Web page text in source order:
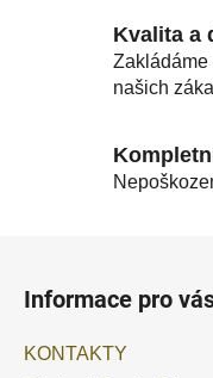
Kvalita a
Zakládáme
našich
Informace pro
KONTAKTY